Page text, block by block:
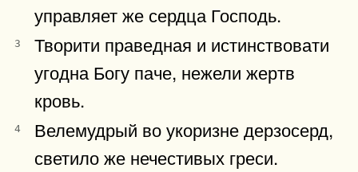
управляет же сердца Господь.
3
Творити праведная и истинствовати
угодна Богу паче, нежели жертв
кровь.
4
Велемудрый во укоризне дерзосерд,
светило же нечестивых греси.